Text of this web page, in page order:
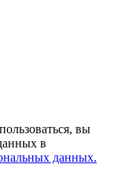
вы
в
данных.